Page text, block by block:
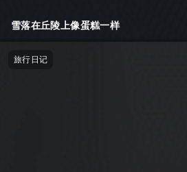
雪落在丘陵上像蛋糕一样
旅行日记